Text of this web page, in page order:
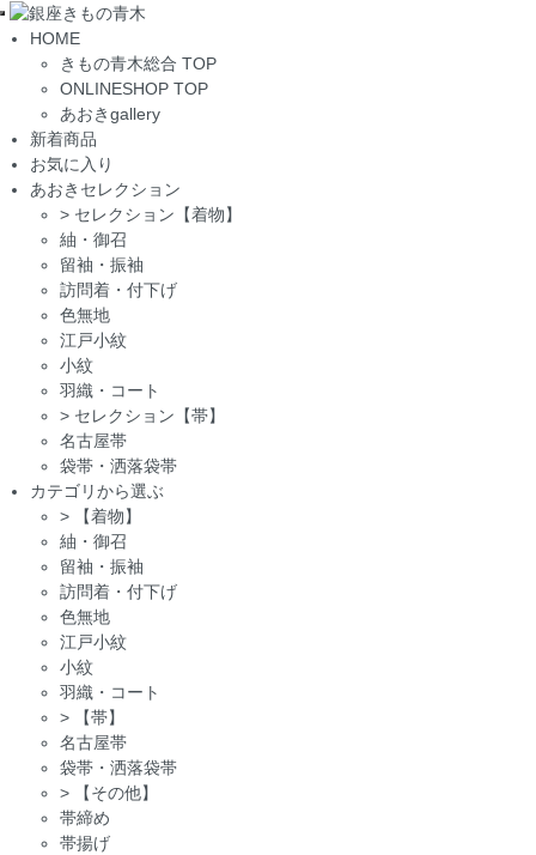
Toggle
navigation
HOME
きもの青木総合 TOP
ONLINESHOP TOP
あおきgallery
新着商品
お気に入り
あおきセレクション
> セレクション【着物】
紬・御召
留袖・振袖
訪問着・付下げ
色無地
江戸小紋
小紋
羽織・コート
> セレクション【帯】
名古屋帯
袋帯・洒落袋帯
カテゴリから選ぶ
>
【着物】
紬・御召
留袖・振袖
訪問着・付下げ
色無地
江戸小紋
小紋
羽織・コート
>
【帯】
名古屋帯
袋帯・洒落袋帯
>
【その他】
帯締め
帯揚げ